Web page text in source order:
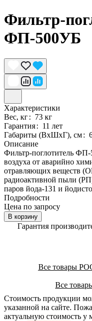
Фильтр-
ФП-500УБ
Характеристики
Вес, кг: 73 кг
Гарантия: 11 лет
Габариты (ВхШхГ), см:
Описание
Фильтр-поглотитель ФП-
воздуха от аварийно
отравляющих веществ
радиоактивной пыли
паров йода-131 и
Подробности
Цена по запросу
В корзину
Гарантия
Все товары
Все
Стоимость продукции
указанной на сайте.
актуальную стоимость у